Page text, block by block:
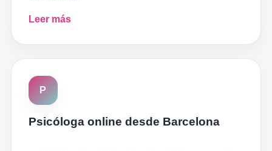
Leer más
P
Psicóloga online desde Barcelona